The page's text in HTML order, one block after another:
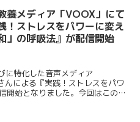
養メディア「VOOX」にて
！ストレスをパワーに変え
」の呼吸法』が配信開始
に特化した音声メディア
んによる『実践！ストレスをパワ
開始となりました。今回はこのニ